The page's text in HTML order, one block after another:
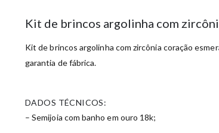
Kit de brincos argolinha com
Kit de brincos argolinha com zircônia coração
garantia de fábrica.
DADOS TÉCNICOS:
– Semijoia com banho em ouro 18k;